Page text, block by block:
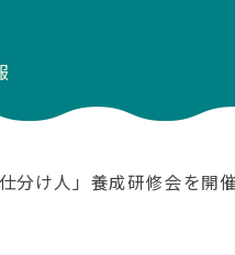
分け人」養成研修会を開